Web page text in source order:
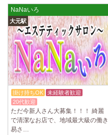
NaNaいろ
大元駅
掛け持ちOK
未経験者歓迎
20代歓迎
ただ今新人さん大募集！！！ 綺麗
で清潔なお店で、地域最大級の働き
易さ…